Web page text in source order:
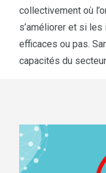
collectivement où
s’améliorer et si
efficaces ou pas.
capacités du